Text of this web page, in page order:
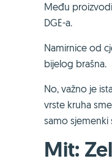
Među
DGE-a.
Namirnice od
bijelog brašna.
No, važno je
vrste kruha
samo sjemenki
Mit: